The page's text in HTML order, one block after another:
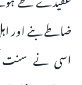
ضاطے بنے اور
اسی نے سنت